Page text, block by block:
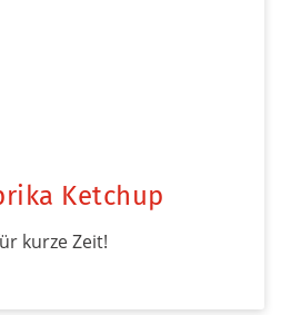
Ketchup
kurze Zeit!